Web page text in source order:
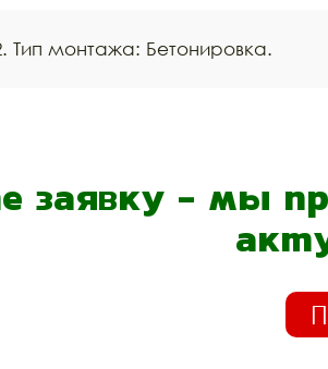
Тип монтажа: Бетонировка.
заявку - мы